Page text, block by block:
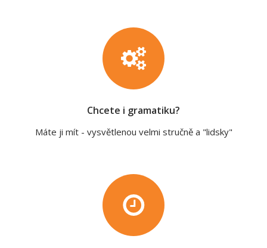
Chcete i gramatiku?
Máte ji mít - vysvětlenou velmi stručně a "lidsky"